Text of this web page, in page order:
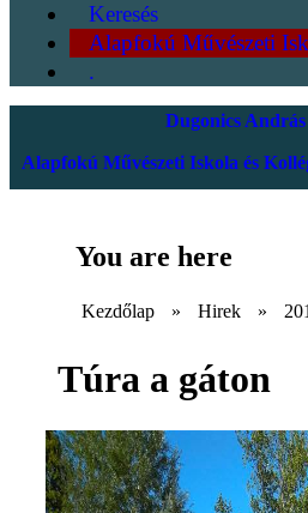
Keresés
Alapfokú Művészeti
.
Dugonics
Alapfokú Művészeti Iskola és
You are here
Kezdőlap » Hirek »
Túra a gáton